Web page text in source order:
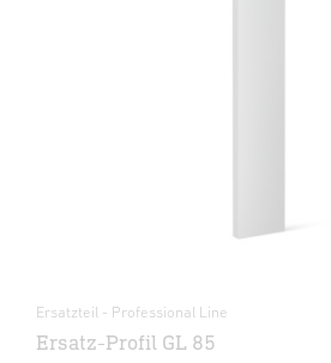
Ersatzteil - Professional Line
Ersatz-Profil GL 85